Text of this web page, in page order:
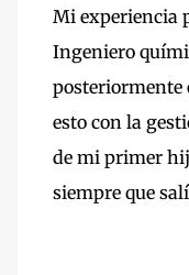
Mi experiencia
Ingeniero
posteriormente
esto con la
de mi primer
siempre que